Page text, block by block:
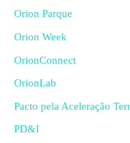
Orion Parque
Orion Week
OrionConnect
OrionLab
Pacto pela Aceleração
PD&I